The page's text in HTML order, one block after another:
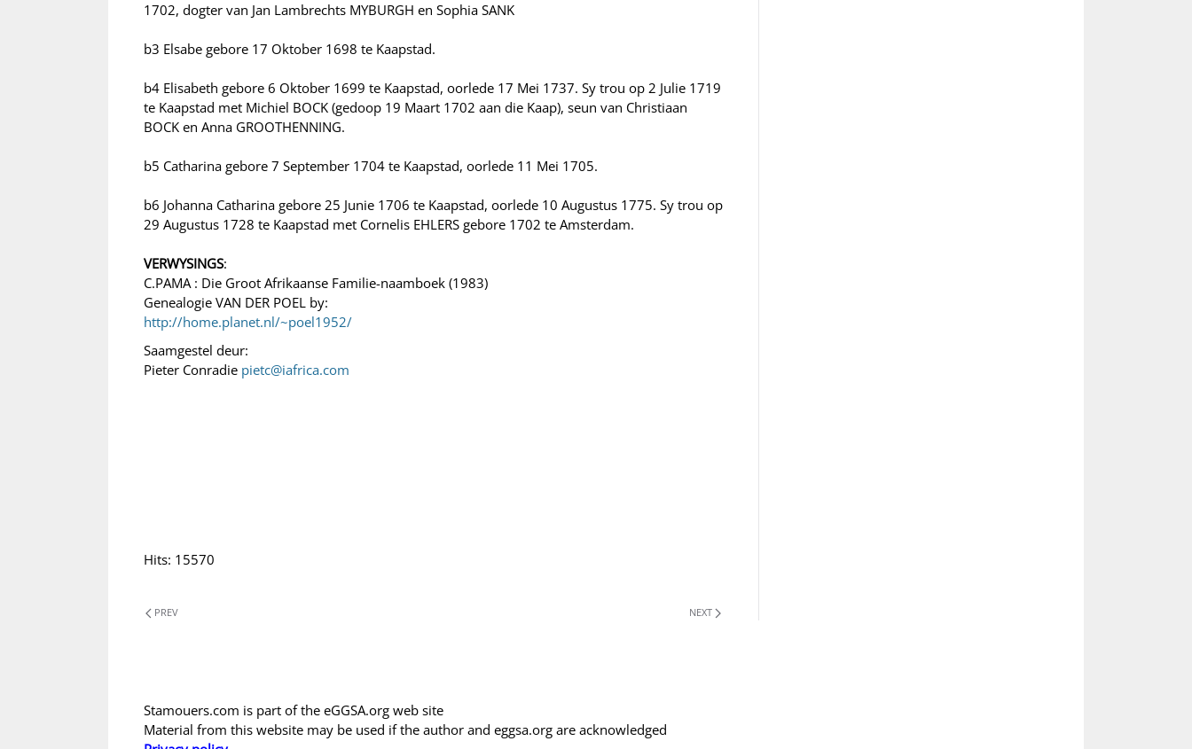
1702, dogter van Jan Lambrechts MYBURGH en Sophia SANK
b3 Elsabe gebore 17 Oktober 1698 te Kaapstad.
b4 Elisabeth gebore 6 Oktober 1699 te Kaapstad, oorlede 17 Mei 1737. Sy trou op 2 Julie 1719
te Kaapstad met Michiel BOCK (gedoop 19 Maart 1702 aan die Kaap), seun van Christiaan
BOCK en Anna GROOTHENNING.
b5 Catharina gebore 7 September 1704 te Kaapstad, oorlede 11 Mei 1705.
b6 Johanna Catharina gebore 25 Junie 1706 te Kaapstad, oorlede 10 Augustus 1775. Sy trou op
29 Augustus 1728 te Kaapstad met Cornelis EHLERS gebore 1702 te Amsterdam.
VERWYSINGS:
C.PAMA : Die Groot Afrikaanse Familie-naamboek (1983)
Genealogie VAN DER POEL by:
http://home.planet.nl/~poel1952/
Saamgestel deur:
Pieter Conradie pietc@iafrica.com
Hits: 15570
PREV NEXT
Stamouers.com is part of the eGGSA.org web site
Material from this website may be used if the author and eggsa.org are acknowledged